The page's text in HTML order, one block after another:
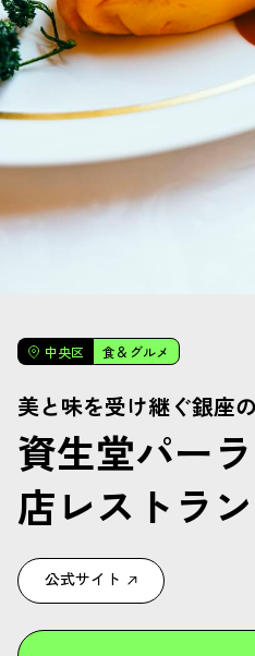
中央区 食＆グルメ
美と味を受け継ぐ銀座
資生堂パー
店レストラン
公式サイト